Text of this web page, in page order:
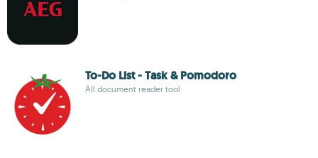
To-Do List - Task & Pomodoro
All document reader tool